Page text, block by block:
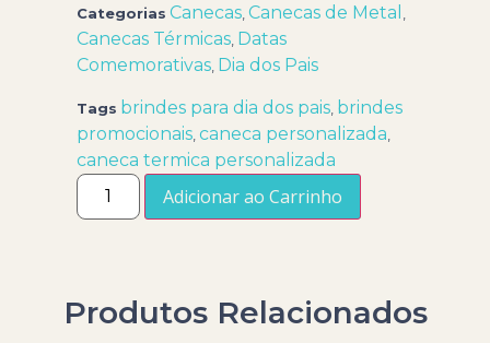
Categorias Canecas ,Canecas de Metal
Canecas Térmicas Datas
Comemorativas Dia dos Pais
Tags brindes para dia dos pais brindes
promocionais ,caneca personalizada
caneca termica personalizada
Adicionar ao Carrinho
Produtos Relacionados